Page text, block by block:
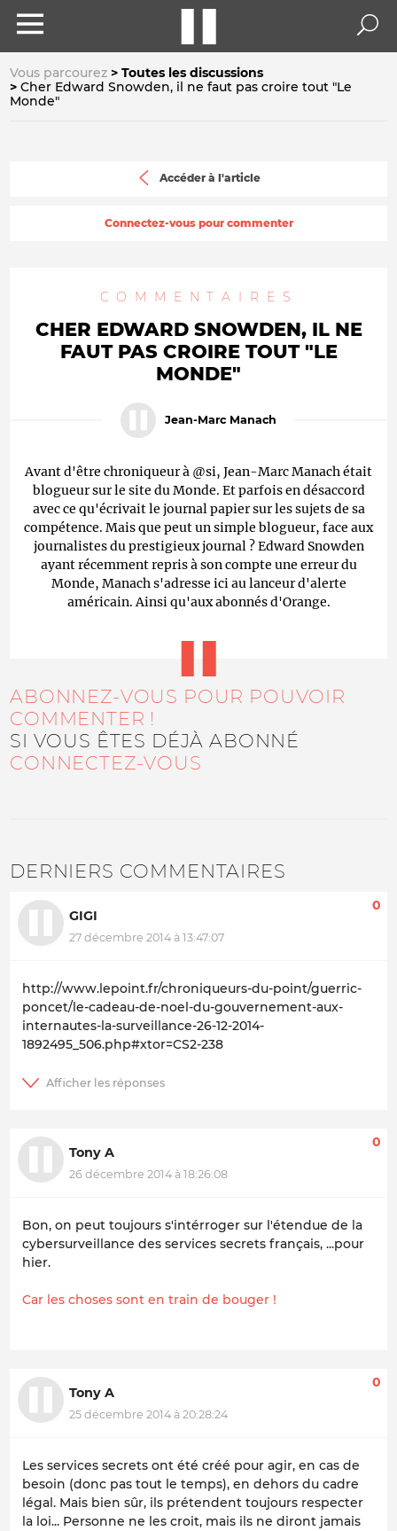
Vous parcourez
Toutes les discussions
Cher Edward Snowden, il ne faut pas croire tout "Le
Monde"
Accéder à l'article
Connectez-vous pour commenter
COMMENTAIRES
CHER EDWARD SNOWDEN, IL NE
FAUT PAS CROIRE TOUT "LE
MONDE"
Jean-Marc Manach
Avant d'être chroniqueur à @si, Jean-Marc Manach était
blogueur sur le site du Monde. Et parfois en désaccord
avec ce qu'écrivait le journal papier sur les sujets de sa
compétence. Mais que peut un simple blogueur, face aux
journalistes du prestigieux journal ? Edward Snowden
ayant récemment repris à son compte une erreur du
Monde, Manach s'adresse ici au lanceur d'alerte
américain. Ainsi qu'aux abonnés d'Orange.
ABONNEZ-VOUS POUR POUVOIR
COMMENTER !
SI VOUS ÊTES DÉJÀ ABONNÉ
CONNECTEZ-VOUS
DERNIERS COMMENTAIRES
GIGI
27 décembre 2014 à 13:47:07
0
http://www.lepoint.fr/chroniqueurs-du-point/guerric-
poncet/le-cadeau-de-noel-du-gouvernement-aux-
internautes-la-surveillance-26-12-2014-
1892495_506.php#xtor=CS2-238
Tony A
26 décembre 2014 à 18:26:08
0
Bon, on peut toujours s'intérroger sur l'étendue de la
cybersurveillance des services secrets français, ...pour
hier.
Car les choses sont en train de bouger !
Tony A
25 décembre 2014 à 20:28:24
0
Les services secrets ont été créé pour agir, en cas de
besoin (donc pas tout le temps), en dehors du cadre
légal. Mais bien sûr, ils prétendent toujours respecter
la loi... Personne ne les croit, mais ils ne diront jamais